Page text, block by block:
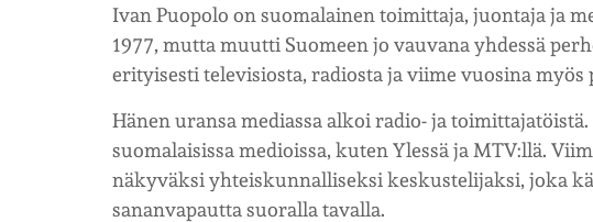
Ivan Puopolo on suomalainen toimittaja, juontaja ja
1977, mutta muutti Suomeen jo vauvana yhdessä
erityisesti televisiosta, radiosta ja viime vuosina myös
Hänen uransa mediassa alkoi radio- ja
suomalaisissa medioissa, kuten Ylessä ja MTV:llä.
näkyväksi yhteiskunnalliseksi keskustelijaksi, joka
sananvapautta suoralla tavalla.